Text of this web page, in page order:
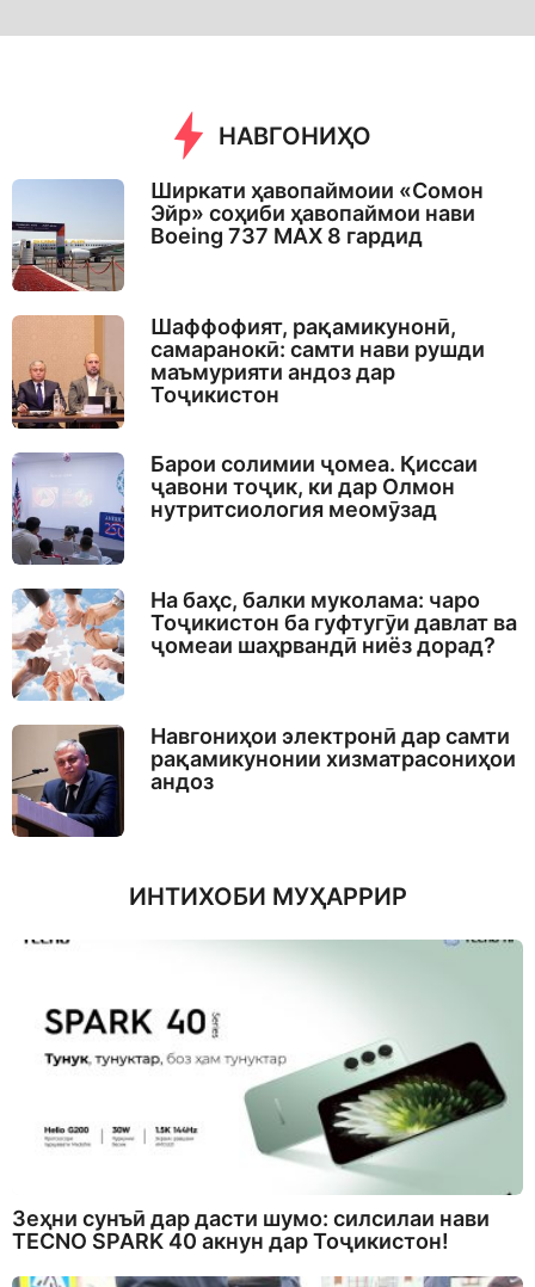
НАВГОНИҲО
Ширкати ҳавопаймоии «Сомон
Эйр» соҳиби ҳавопаймои нави
Boeing 737 MAX 8 гардид
Шаффофият, рақамикунонӣ,
самаранокӣ: самти нави рушди
маъмурияти андоз дар
Тоҷикистон
Барои солимии ҷомеа. Қиссаи
ҷавони тоҷик, ки дар Олмон
нутритсиология меомӯзад
На баҳс, балки муколама: чаро
Тоҷикистон ба гуфтугӯи давлат ва
ҷомеаи шаҳрвандӣ ниёз дорад?
Навгониҳои электронӣ дар самти
рақамикунонии хизматрасониҳои
андоз
ИНТИХОБИ МУҲАРРИР
Зеҳни сунъӣ дар дасти шумо: силсилаи нави
TECNO SPARK 40 акнун дар Тоҷикистон!